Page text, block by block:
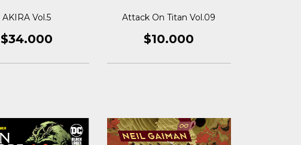
AKIRA Vol.5
$34.000
Attack On Titan Vol.09
$10.000